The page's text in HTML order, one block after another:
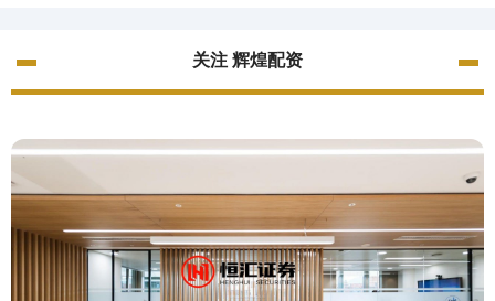
关注 辉煌配资